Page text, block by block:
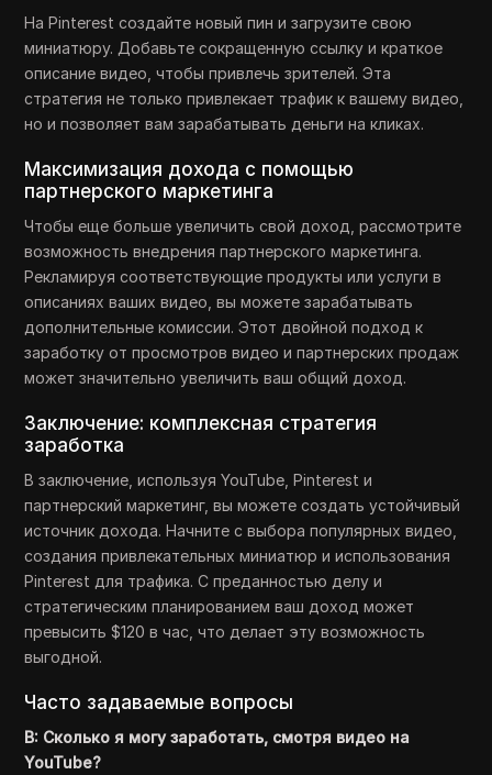
На Pinterest создайте новый пин и загрузите свою
миниатюру. Добавьте сокращенную ссылку и краткое
описание видео, чтобы привлечь зрителей. Эта
стратегия не только привлекает трафик к вашему видео,
но и позволяет вам зарабатывать деньги на кликах.
Максимизация дохода с помощью
партнерского маркетинга
Чтобы еще больше увеличить свой доход, рассмотрите
возможность внедрения партнерского маркетинга.
Рекламируя соответствующие продукты или услуги в
описаниях ваших видео, вы можете зарабатывать
дополнительные комиссии. Этот двойной подход к
заработку от просмотров видео и партнерских продаж
может значительно увеличить ваш общий доход.
Заключение: комплексная стратегия
заработка
В заключение, используя YouTube, Pinterest и
партнерский маркетинг, вы можете создать устойчивый
источник дохода. Начните с выбора популярных видео,
создания привлекательных миниатюр и использования
Pinterest для трафика. С преданностью делу и
стратегическим планированием ваш доход может
превысить $120 в час, что делает эту возможность
выгодной.
Часто задаваемые вопросы
В: Сколько я могу заработать, смотря видео на
YouTube?